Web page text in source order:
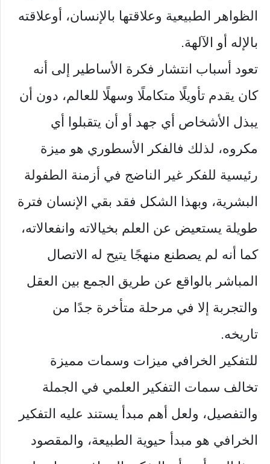
الظواهر الطبيعية وعلاقتها بالإنسان، أوعلاقته
بالإله أو الآلهة.
تعود أسباب انتشار فكرة الأساطير إلى أنه
كان يقدم تأويلًا متكاملًا وسهلًا للعالم، دون أن
يبذل الأشخاص أي جهد أو أن يتقبلوا أي
مكروه، لذلك فالفكر الأسطوري هو ميزة
رئيسية للفكر غير الناضج في أزمنة الطفولة
البشرية، وبهذا الشكل فقد بقي الإنسان فترة
طويلة يستعيض عن العلم بخيالاته وانفعالاته،
كما أنه لم يصطنع منهجًا يتيح له الاتصال
المباشر بالواقع عن طريق الجمع بين العقل
والتجربة إلا في مرحلة متأخرة جدًا من
تاريخه.
للتفكير الخرافي ميزات وسمات مميزة
تخالف سمات التفكير العلمي في الجملة
والتفصيل، ولعل أهم مبدأ يستند عليه التفكير
الخرافي هو مبدأ حيوية الطبيعة، والمقصود